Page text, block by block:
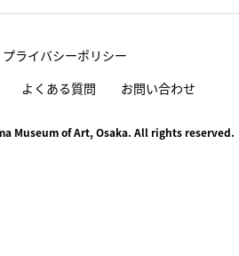
プライバシーポリシー
よくある質問 お問い合わせ
Museum of Art, Osaka. All rights reserved.